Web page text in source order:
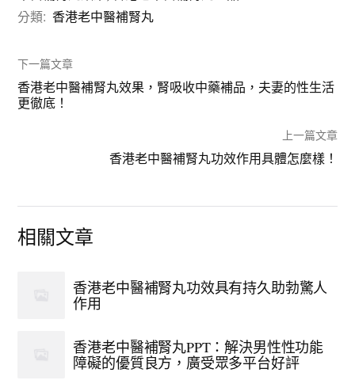
分類: 香港老中醫補腎丸
下一篇文章
香港老中醫補腎丸效果，腎吸收中藥補品，夫妻的性生活
更徹底！
上一篇文章
香港老中醫補腎丸功效作用具體怎麼樣！
相關文章
香港老中醫補腎丸功效具有持久助勃驚人
作用
香港老中醫補腎丸PPT：解決男性性功能
障礙的優質良方，廣受眾多平台好評